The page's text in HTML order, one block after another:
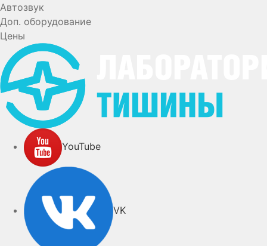
Автозвук
Доп. оборудование
Цены
YouTube
VK